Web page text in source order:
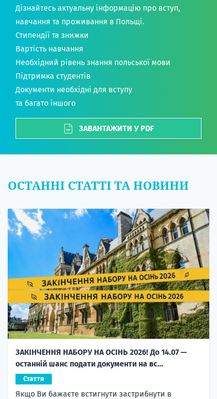
Дізнайтесь актуальну інформацію про вступ,
навчання та проживання в Польщі.
Стипендії та знижки
Вартість навчання
Необхідний рівень знання польської мови
Підтримка студентів
Документи необхідні для вступу
та багато іншого
ЗАВАНТАЖИТИ У PDF
ОСТАННІ СТАТТІ ТА НОВИНИ
ЗАКІНЧЕННЯ НАБОРУ НА ОСІНЬ 2026! До 14.07 —
останній шанс подати документи на вс...
Стаття
Якщо Ви бажаєте встигнути застрибнути в